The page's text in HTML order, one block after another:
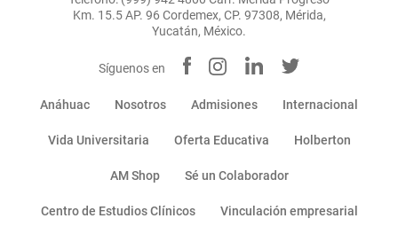
Km. 15.5 AP. 96 Cordemex, CP. 97308, Mérida,
Yucatán, México.
Síguenos en
Anáhuac Nosotros Admisiones Internacional
Vida Universitaria Oferta Educativa Holberton
AM Shop Sé un Colaborador
Centro de Estudios Clínicos Vinculación empresarial